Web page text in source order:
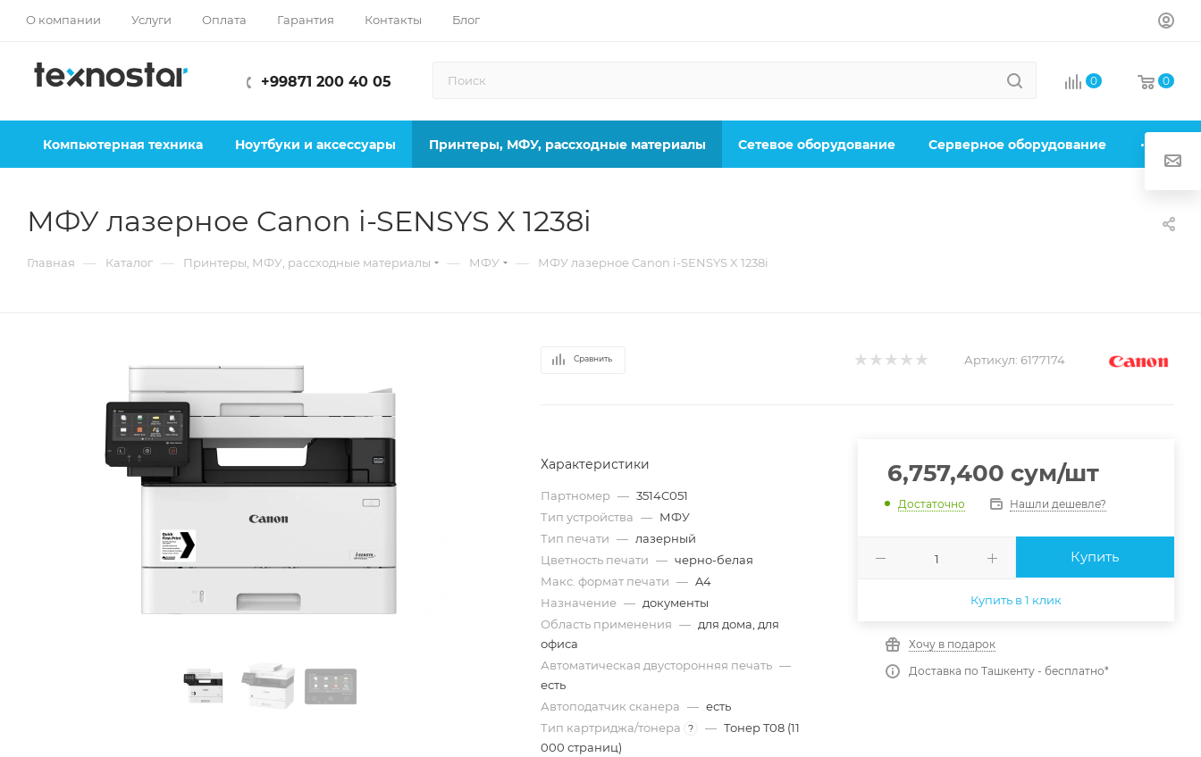
О компании Услуги Оплата Гарантия Контакты Блог
+99871 200 40 05 0 0
Компьютерная техника Ноутбуки и аксессуары Принтеры, МФУ, рассходные материалы Сетевое оборудование Серверное оборудование
МФУ лазерное Canon i-SENSYS X 1238i
Главная — Каталог — Принтеры, МФУ, рассходные материалы — МФУ — МФУ лазерное Canon i-SENSYS X 1238i
Сравнить Артикул: 6177174
Характеристики
Партномер — 3514C051
Тип устройства — МФУ
Тип печати — лазерный
Цветность печати — черно-белая
Макс. формат печати — A4
Назначение — документы
Область применения — для дома, для
офиса
Автоматическая двусторонняя печать —
есть
Автоподатчик сканера — есть
Тип картриджа/тонера
? — Тонер T08 (11
000 страниц)
6,757,400 сум/шт
Достаточно Нашли дешевле?
Купить
Купить в 1 клик
Хочу в подарок
Доставка по Ташкенту - бесплатно*